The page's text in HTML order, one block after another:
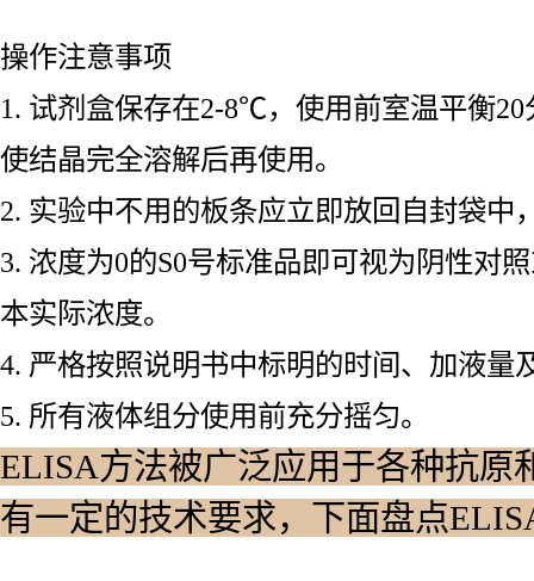
操作注意事项
1. 试剂盒保存在2-8℃，使用前室温平衡
使结晶完全溶解后再使用。
2. 实验中不用的板条应立即放回自封袋中
3. 浓度为0的S0号标准品即可视为阴性对
本实际浓度。
4. 严格按照说明书中标明的时间、加液量
5. 所有液体组分使用前充分摇匀。
ELISA方法被广泛应用于各种抗原
有一定的技术要求，下面盘点